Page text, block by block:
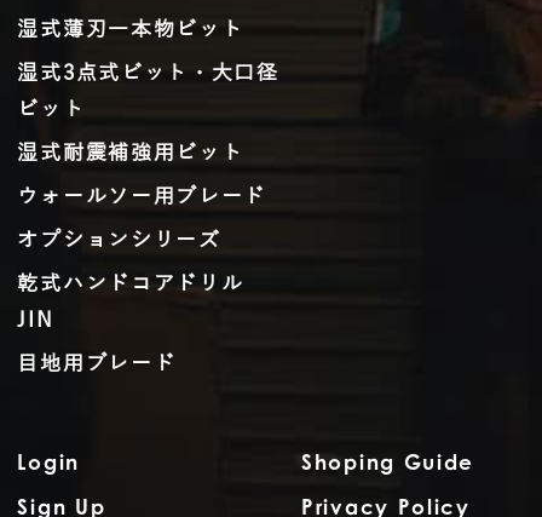
湿式薄刃一本物ビット
湿式3点式ビット・大口径
ビット
湿式耐震補強用ビット
ウォールソー用ブレード
オプションシリーズ
乾式ハンドコアドリル
JIN
目地用ブレード
Login
Sign Up
Shoping Guide
Privacy Policy